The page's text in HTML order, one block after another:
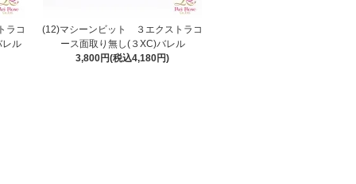
ラコ
レル
(12)マシーンビット ３エクストラコ
ース面取り無し(３XC)バレル
3,800円(税込4,180円)